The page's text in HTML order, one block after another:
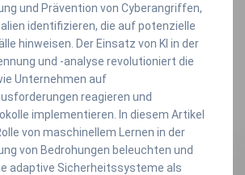
und Prävention von Cyberangriffen,
identifizieren, die auf potenzielle
hinweisen. Der Einsatz von KI in der
und -analyse revolutioniert die
Unternehmen auf
reagieren und
implementieren. In diesem Artikel
von maschinellem Lernen in der
von Bedrohungen beleuchten und
adaptive Sicherheitssysteme als